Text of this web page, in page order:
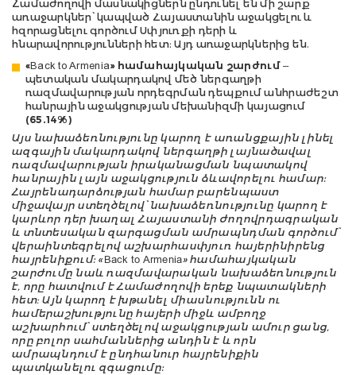
Համաժողովի մասնակիցներն ընդունել են մի շարք
առաջարկներ՝ կապված Հայաստանին աջակցելու և
հզորացնելու գործում Սփյուռքի դերի և
հնարավորությունների հետ։ Այդ առաջարկներից են.
«Back to Armenia» համահայկական շարժում–
պետական մակարդակով մեծ ներգաղթի
ռազմավարության որդեգրման դեպքում անհրաժեշտ
հանրային աջակցության մեխանիզմի կայացում
(65.14%)
Այս նախաձեռնությունը կարող է առանցքային լինել
ազգային մակարդակով ներգաղթի լայնածավալ
ռազմավարության իրականացման նպատակով
հանրային լայն աջակցություն ձևավորելու համար:
Հայրենադարձության համար բարենպաստ
միջավայր ստեղծելով՝ նախաձեռնությունը կարող է
կարևոր դեր խաղալ Հայաստանի ժողովրդագրական
և տնտեսական զարգացման ամրապնդման գործում՝
վերաինտեգրելով աշխարհասփյուռ հայերինիրենց
հայրենիքում: «Back to Armenia» համահայկական
շարժումը նաև ռազմավարական նախաձեռնություն
է, որը հատվում է Համաժողովի երեք նպատակների
հետ։ Այն կարող է խթանել միասնությունն ու
համերաշխությունը հայերի միջև ամբողջ
աշխարհում՝ ստեղծելով աջակցության ամուր ցանց,
որը բոլոր սահմաններից անդին է և որն
ամրապնդում է ընդհանուր հայրենիքին
պատկանելու զգացումը: